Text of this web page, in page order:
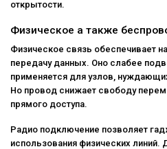
открытости.
Физическое а также
Физическое связь обеспечивает
передачу данных. Оно слабее
применяется для узлов,
Но провод снижает свободу
прямого доступа.
Радио подключение позволяет
использования физических линий.